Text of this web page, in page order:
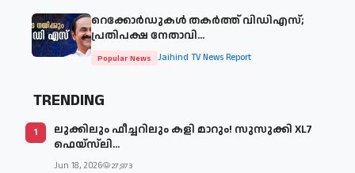
റെക്കോർഡുകൾ തകർത്ത് വിഡിഎസ്;
പ്രതിപക്ഷ നേതാവി...
Popular News Jaihind TV News Report
TRENDING
1
ലുക്കിലും ഫീച്ചറിലും കളി മാറും! സുസുക്കി XL7
ഫെയ്‌സ്‌ലി...
Jun 18, 2026 27,973